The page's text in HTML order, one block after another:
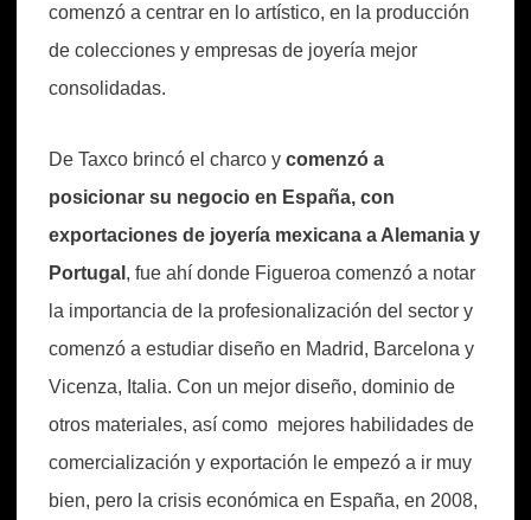
comenzó a centrar en lo artístico, en la producción
de colecciones y empresas de joyería mejor
consolidadas.
De Taxco brincó el charco y comenzó a
posicionar su negocio en España, con
exportaciones de joyería mexicana a Alemania y
Portugal , fue ahí donde Figueroa comenzó a notar
la importancia de la profesionalización del sector y
comenzó a estudiar diseño en Madrid, Barcelona y
Vicenza, Italia. Con un mejor diseño, dominio de
otros materiales, así como mejores habilidades de
comercialización y exportación le empezó a ir muy
bien, pero la crisis económica en España, en 2008,